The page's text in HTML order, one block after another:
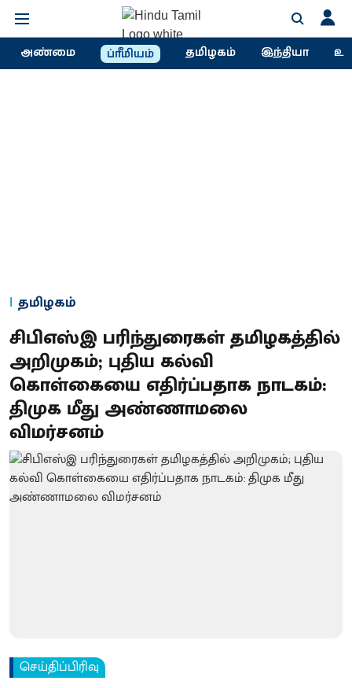
அண்மை ப்ரீமியம் தமிழகம் இந்தியா
தமிழகம்
சிபிஎஸ்இ பரிந்துரைகள் தமிழகத்தில்
அறிமுகம்; புதிய கல்வி
கொள்கையை எதிர்ப்பதாக நாடகம்:
திமுக மீது அண்ணாமலை
விமர்சனம்
செய்திப்பிரிவு